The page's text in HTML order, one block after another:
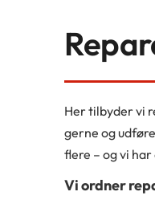
Her tilbyder vi
gerne og
flere – og vi
Vi ordner